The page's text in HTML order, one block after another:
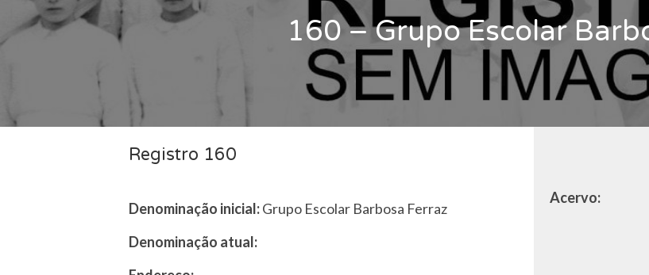
160 – Grupo Escolar
Registro 160
Denominação inicial:Grupo Escolar Barbosa Ferraz
Denominação atual:
Acervo: